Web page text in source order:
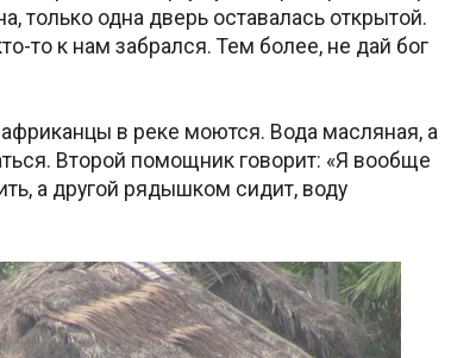
только одна дверь оставалась открытой.
то к нам забрался. Тем более, не дай бог
в реке моются. Вода масляная, а
Второй помощник говорит: «Я вообще
а другой рядышком сидит, воду